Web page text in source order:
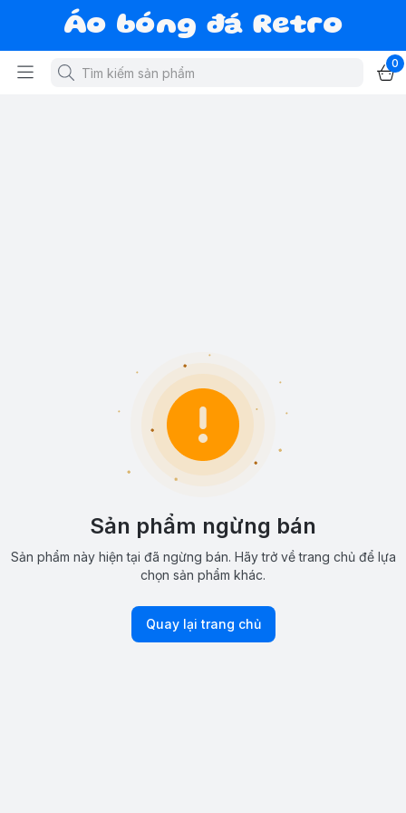
Áo bóng đá Retro
0
Sản phẩm ngừng bán
Sản phẩm này hiện tại đã ngừng bán. Hãy trở về trang chủ để lựa
chọn sản phẩm khác.
Quay lại trang chủ